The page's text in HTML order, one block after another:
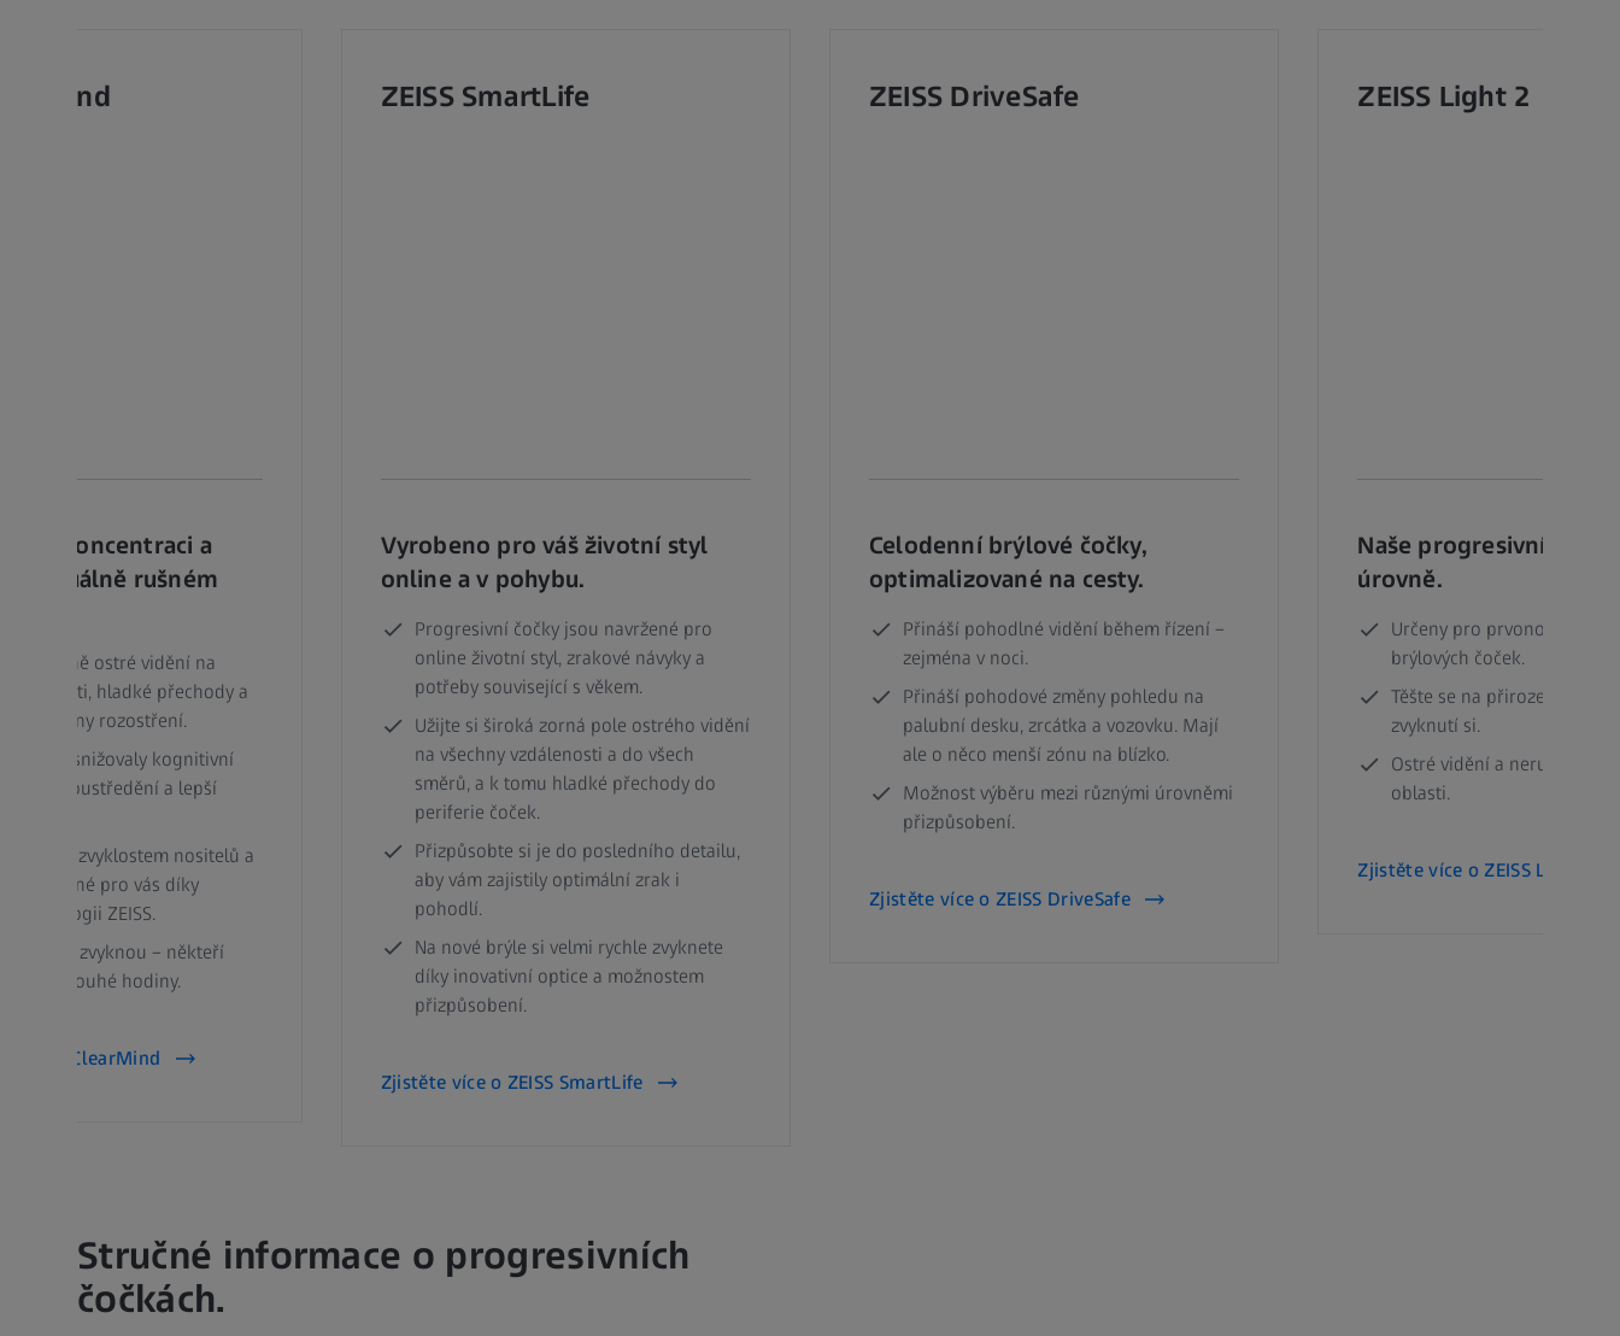
pro koncentraci a
vizuálně rušném
ostré vidění na
hladké přechody a
zóny rozostření.
tak, aby snižovaly kognitivní
snazší soustředění a lepší
zvyklostem nositelů a
pro vás díky
technologii ZEISS.
rychle zvyknou – někteří
pouhé hodiny.
ZEISS ClearMind
ZEISS SmartLife
Vyrobeno pro váš životní styl
online a v pohybu.
Progresivní čočky jsou navržené pro
online životní styl, zrakové návyky a
potřeby související s věkem.
Užijte si široká zorná pole ostrého vidění
na všechny vzdálenosti a do všech
směrů, a k tomu hladké přechody do
periferie čoček.
Přizpůsobte si je do posledního detailu,
aby vám zajistily optimální zrak i
pohodlí.
Na nové brýle si velmi rychle zvyknete
díky inovativní optice a možnostem
přizpůsobení.
Zjistěte více o ZEISS SmartLife
ZEISS DriveSafe
Celodenní brýlové čočky,
optimalizované na cesty.
Přináší pohodlné vidění během řízení –
zejména v noci.
Přináší pohodové změny pohledu na
palubní desku, zrcátka a vozovku. Mají
ale o něco menší zónu na blízko.
Možnost výběru mezi různými úrovněmi
přizpůsobení.
Zjistěte více o ZEISS DriveSafe
ZEISS Light 2
Naše progresivní
úrovně.
Určeny pro prvonositele
brýlových čoček.
Těšte se na přirozený zrak
zvyknutí si.
Ostré vidění a nerušivé
oblasti.
Zjistěte více o ZEISS Light 2
Stručné informace o progresivních
čočkách.